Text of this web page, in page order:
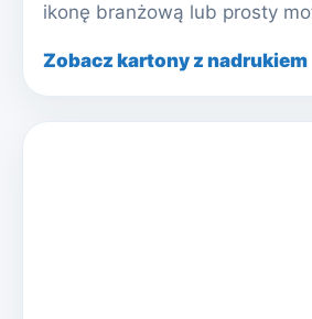
ikonę branżową lub prosty
Zobacz kartony z nadrukiem